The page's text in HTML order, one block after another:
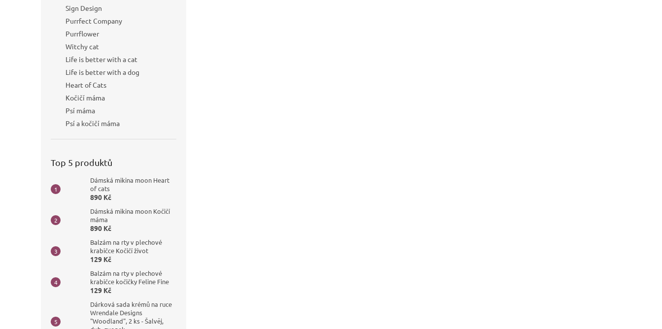
Sign Design
Purrfect Company
Purrflower
Witchy cat
Life is better with a cat
Life is better with a dog
Heart of Cats
Kočičí máma
Psí máma
Psí a kočičí máma
Top 5 produktů
Dámská mikina moon Heart
of cats
890 Kč
Dámská mikina moon Kočičí
máma
890 Kč
Balzám na rty v plechové
krabičce Kočičí život
129 Kč
Balzám na rty v plechové
krabičce kočičky Feline Fine
129 Kč
Dárková sada krémů na ruce
Wrendale Designs
"Woodland", 2 ks - Šalvěj,